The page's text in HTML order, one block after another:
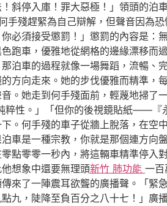
斜停入庫！罪大惡極！」領頭的泊
手殘趕緊為自己辯解，但聲音因為
必須接受懲罰！」懲罰的內容是：
跑車，優雅地從網格的邊緣漂移而
泊車的過程就像一場舞蹈，流暢、
方向走來。她的步伐優雅而精準，
。她走到何手殘面前，輕蔑地掃了
粹性。」「但你的後視鏡貼紙——『
。何手殘的車子從牆上脫落，在空
車是一種宗教，你就是那個連方向
點零零一秒內，將這輛車精準停入
想象中還要無理頭新竹 肺功能 一百
來了一陣震耳欲聾的廣播聲。「緊
九，陡降至負百分之八十七！」廣